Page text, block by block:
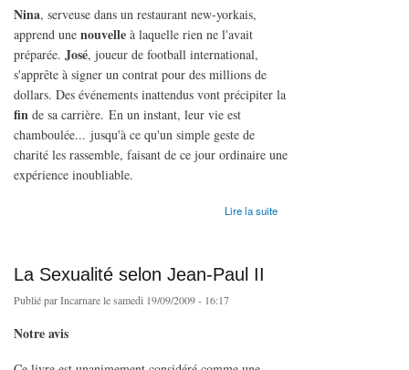
Nina, serveuse dans un restaurant new-yorkais,
apprend une nouvelle à laquelle rien ne l'avait
préparée. José, joueur de football international,
s'apprête à signer un contrat pour des millions de
dollars. Des événements inattendus vont précipiter la
fin de sa carrière. En un instant, leur vie est
chamboulée... jusqu'à ce qu'un simple geste de
charité les rassemble, faisant de ce jour ordinaire une
expérience inoubliable.
Lire la suite
La Sexualité selon Jean-Paul II
Publié parIncarnarele samedi 19/09/2009 - 16:17
Notre avis